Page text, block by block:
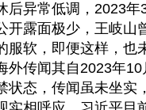
后异常低调，2023年
开露面极少，王岐山
服软，即便这样，也
外传闻其自2023年10
状态，传闻虽未坐实